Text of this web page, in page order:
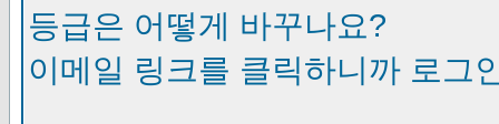
등급은 어떻게 바꾸나요?
이메일 링크를 클릭하니까 로그